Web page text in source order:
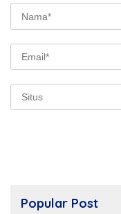
Popular Post